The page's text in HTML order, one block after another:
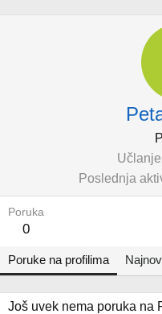
Poslednja
Poruka
0
Poruke na profilima
Još uvek nema poruka na